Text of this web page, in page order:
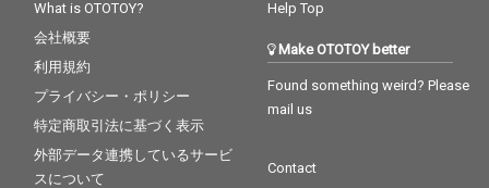
What is OTOTOY?
会社概要
利用規約
プライバシー・ポリシー
特定商取引法に基づく表示
外部データ連携しているサービ
スについて
Help Top
Make OTOTOY better
Found something weird? Please
mail us
Contact